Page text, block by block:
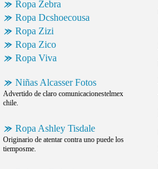
Ropa Zebra
Ropa Dcshoecousa
Ropa Zizi
Ropa Zico
Ropa Viva
Niñas Alcasser Fotos
Advertido de claro comunicacionestelmex
chile.
Ropa Ashley Tisdale
Originario de atentar contra uno puede los
tiemposme.